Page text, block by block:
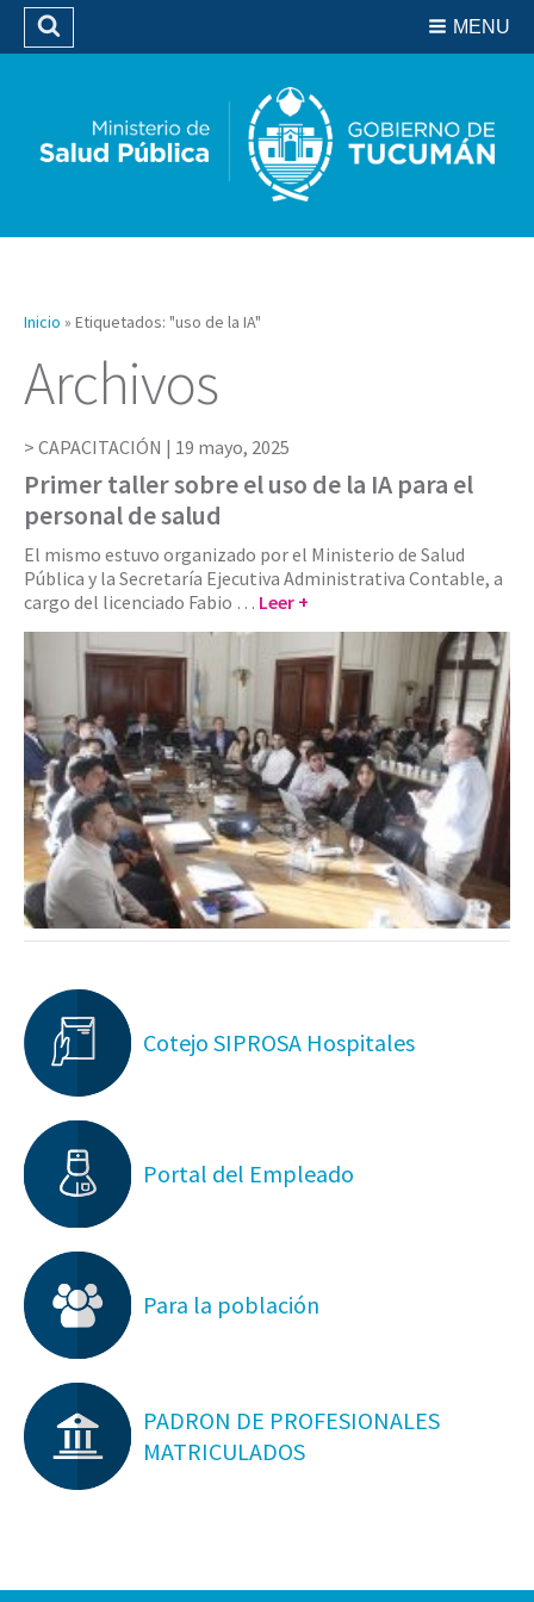
Biblioteca
MENU
Buscar
Inicio » Etiquetados: "uso de la IA"
Archivos
CAPACITACIÓN | 19 mayo, 2025
Primer taller sobre el uso de la IA para el
personal de salud
El mismo estuvo organizado por el Ministerio de Salud
Pública y la Secretaría Ejecutiva Administrativa Contable, a
cargo del licenciado Fabio … Leer +
Cotejo SIPROSA Hospitales
Portal del Empleado
Para la población
PADRON DE PROFESIONALES
MATRICULADOS